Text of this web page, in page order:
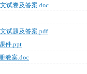
试卷及答案.doc
试题及答案.pdf
件.ppt
教案.doc